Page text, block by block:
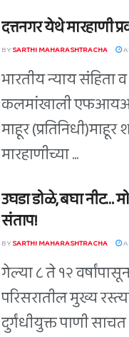
दत्तनगर येथे मारहाणी
BYSARTHI MAHARASHTRACHA
भारतीय न्याय संहिता
कलमांखाली
माहूर
मारहाणीच्या ...
उघडा डोळे, बघा नीट…
संताप!
BYSARTHI MAHARASHTRACHA
गेल्या ८ ते १२
परिसरातील मुख्य
दुर्गंधीयुक्त पाणी साचत